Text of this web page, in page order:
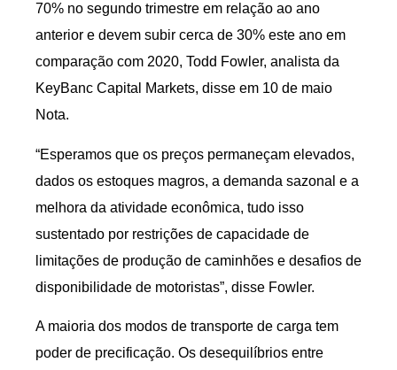
70% no segundo trimestre em relação ao ano
anterior e devem subir cerca de 30% este ano em
comparação com 2020, Todd Fowler, analista da
KeyBanc Capital Markets, disse em 10 de maio
Nota.
“Esperamos que os preços permaneçam elevados,
dados os estoques magros, a demanda sazonal e a
melhora da atividade econômica, tudo isso
sustentado por restrições de capacidade de
limitações de produção de caminhões e desafios de
disponibilidade de motoristas”, disse Fowler.
A maioria dos modos de transporte de carga tem
poder de precificação. Os desequilíbrios entre